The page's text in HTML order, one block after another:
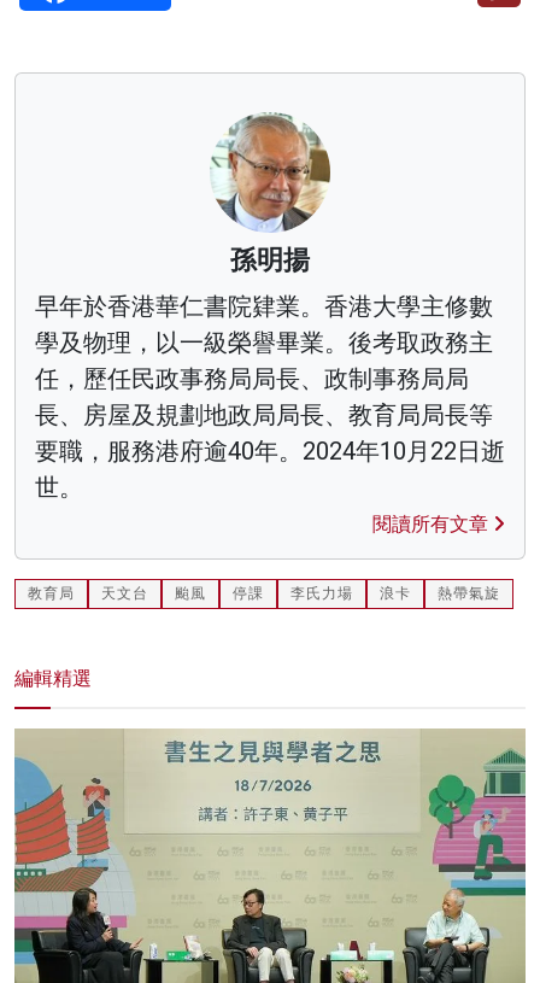
孫明揚
早年於香港華仁書院肄業。香港大學主修數
學及物理，以一級榮譽畢業。後考取政務主
任，歷任民政事務局局長、政制事務局局
長、房屋及規劃地政局局長、教育局局長等
要職，服務港府逾40年。2024年10月22日逝
世。
閱讀所有文章
教育局 天文台 颱風 停課 李氏力場 浪卡 熱帶氣旋
編輯精選